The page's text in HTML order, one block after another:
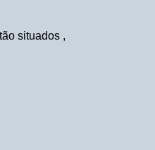
situados ,